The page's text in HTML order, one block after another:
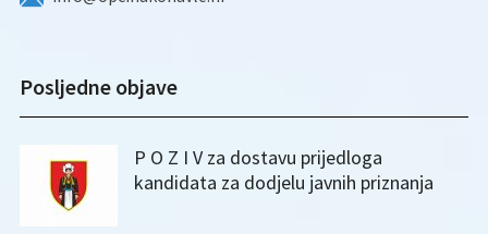
Posljedne objave
P O Z I V za dostavu prijedloga
kandidata za dodjelu javnih priznanja